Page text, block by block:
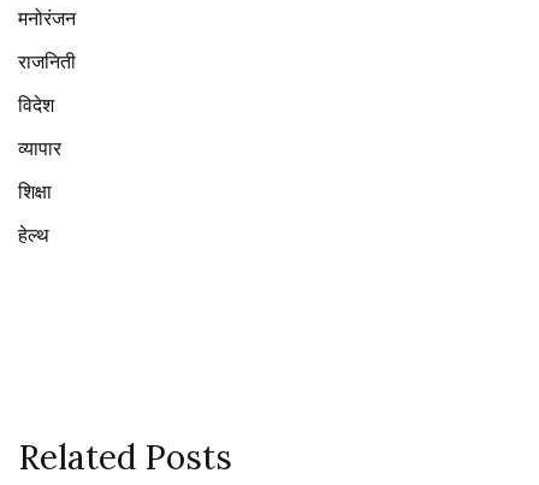
मनोरंजन
राजनिती
विदेश
व्यापार
शिक्षा
हेल्थ
Related Posts